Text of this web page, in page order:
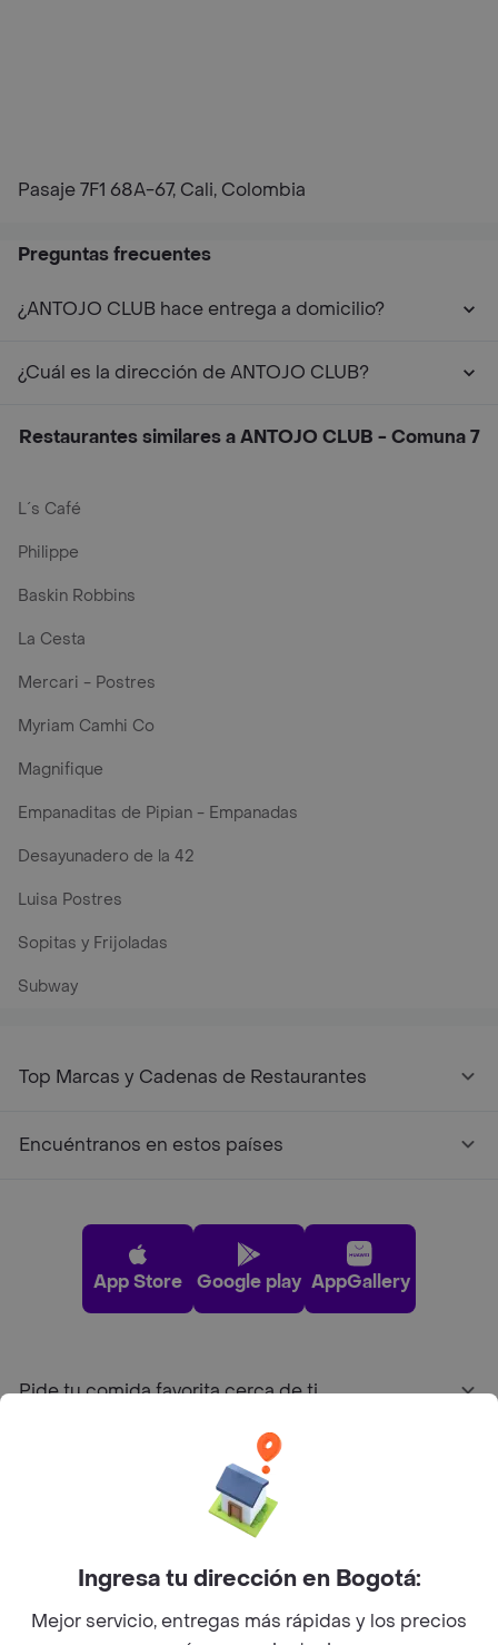
Pasaje 7F1 68A-67, Cali, Colombia
Preguntas frecuentes
¿ANTOJO CLUB hace entrega a domicilio?
¿Cuál es la dirección de ANTOJO CLUB?
Restaurantes similares a ANTOJO CLUB - Comuna 7
L´s Café
Philippe
Baskin Robbins
La Cesta
Mercari - Postres
Myriam Camhi Co
Magnifique
Empanaditas de Pipian - Empanadas
Desayunadero de la 42
Luisa Postres
Sopitas y Frijoladas
Subway
Top Marcas y Cadenas de Restaurantes
Encuéntranos en estos países
App Store Google play AppGallery
Pide tu comida favorita cerca de ti
Sobre Rappi
Ingresa tu dirección en Bogotá:
Mejor servicio, entregas más rápidas y los precios